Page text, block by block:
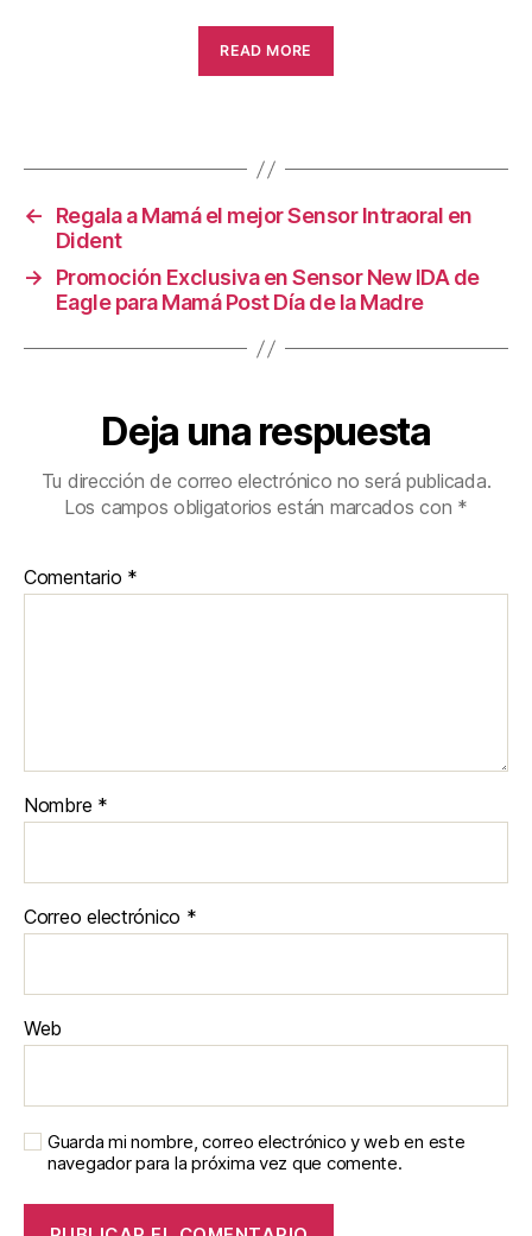
READ MORE
←
Regala a Mamá el mejor Sensor Intraoral en
Dident
→
Promoción Exclusiva en Sensor New IDA de
Eagle para Mamá Post Día de la Madre
Deja una respuesta
Tu dirección de correo electrónico no será publicada.
Los campos obligatorios están marcados con *
Comentario *
Nombre *
Correo electrónico *
Web
Guarda mi nombre, correo electrónico y web en este
navegador para la próxima vez que comente.